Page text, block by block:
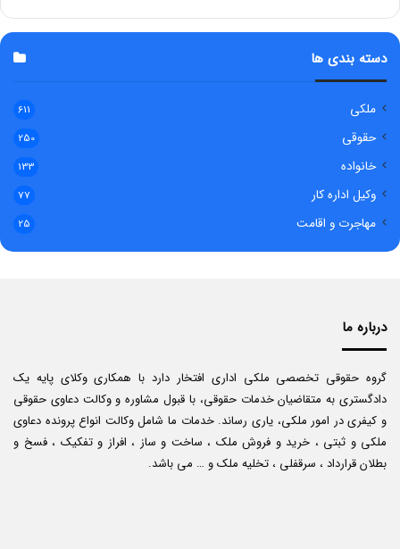
دسته بندی ها
ملکی 611
حقوقی 250
خانواده 133
وکیل اداره کار 77
مهاجرت و اقامت 25
درباره ما
گروه حقوقی تخصصی ملکی اداری افتخار دارد با همکاری وکلای پایه یک
دادگستری به متقاضیان خدمات حقوقی، با قبول مشاوره و وکالت دعاوی حقوقی
و کیفری در امور ملکی، یاری رساند. خدمات ما شامل وکالت انواع پرونده دعاوی
ملکی و ثبتی ، خرید و فروش ملک ، ساخت و ساز ، افراز و تفکیک ، فسخ و
بطلان قرارداد ، سرقفلی ، تخلیه ملک و … می باشد.